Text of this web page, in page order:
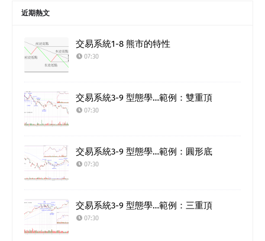
近期熱文
交易系統1-8 熊市的特性
07:30
交易系統3-9 型態學…範例：雙重頂
07:30
交易系統3-9 型態學…範例：圓形底
07:30
交易系統3-9 型態學…範例：三重頂
07:30